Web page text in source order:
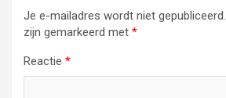
Je e-mailadres wordt niet gepubliceerd.
zijn gemarkeerd met *
Reactie *